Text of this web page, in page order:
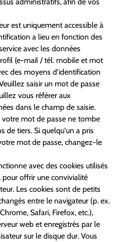
est uniquement accessible à
a lieu en fonction des
avec les données
(e-mail / tél. mobile et mot
des moyens d'identification
saisir un mot de passe
vous référer aux
dans le champ de saisie.
votre mot de passe ne tombe
de tiers. Si quelqu'un a pris
mot de passe, changez-le
avec des cookies utilisés
pour offrir une convivialité
Les cookies sont de petits
entre le navigateur (p. ex.
Safari, Firefox, etc.),
web et enregistrés par le
sur le disque dur. Vous